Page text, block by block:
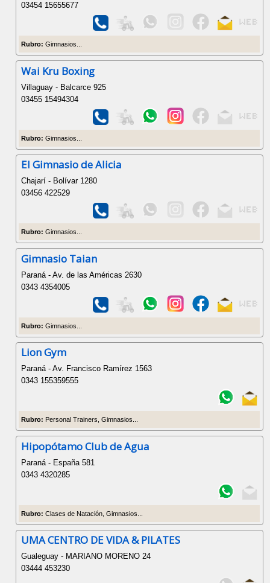
03454 15655677
Rubro: Gimnasios...
Wai Kru Boxing
Villaguay - Balcarce 925
03455 15494304
Rubro: Gimnasios...
El Gimnasio de Alicia
Chajarí - Bolívar 1280
03456 422529
Rubro: Gimnasios...
Gimnasio Taian
Paraná - Av. de las Américas 2630
0343 4354005
Rubro: Gimnasios...
Lion Gym
Paraná - Av. Francisco Ramírez 1563
0343 155359555
Rubro: Personal Trainers, Gimnasios...
Hipopótamo Club de Agua
Paraná - España 581
0343 4320285
Rubro: Clases de Natación, Gimnasios...
UMA CENTRO DE VIDA & PILATES
Gualeguay - MARIANO MORENO 24
03444 453230